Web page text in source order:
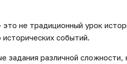
не традиционный урок
исторических событий.
задания различной